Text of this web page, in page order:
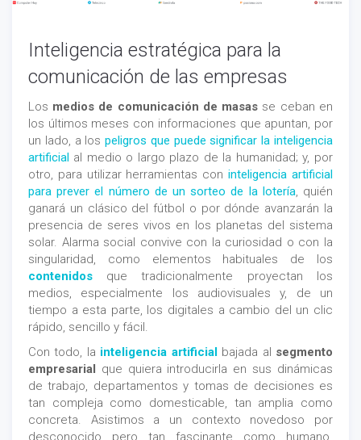
Inteligencia estratégica para la
comunicación de las empresas
Los medios de comunicación de masas se ceban en
los últimos meses con informaciones que apuntan, por
un lado, a lospeligros que puede significar la inteligencia
artificial al medio o largo plazo de la humanidad; y, por
otro, para utilizar herramientas coninteligencia artificial
para prever el número de un sorteo de la lotería, quién
ganará un clásico del fútbol o por dónde avanzarán la
presencia de seres vivos en los planetas del sistema
solar. Alarma social convive con la curiosidad o con la
singularidad, como elementos habituales de los
contenidos que tradicionalmente proyectan los
medios, especialmente los audiovisuales y, de un
tiempo a esta parte, los digitales a cambio del un clic
rápido, sencillo y fácil.
Con todo, la inteligencia artificialbajada al segmento
empresarial que quiera introducirla en sus dinámicas
de trabajo, departamentos y tomas de decisiones es
tan compleja como domesticable, tan amplia como
concreta. Asistimos a un contexto novedoso por
desconocido pero tan fascinante como humano.